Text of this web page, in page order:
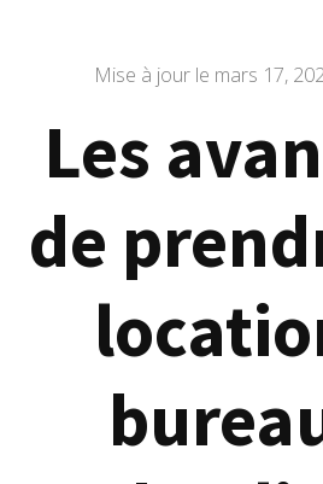
Mise à jour le mars 17,
Les
de